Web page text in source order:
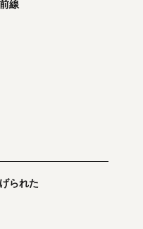
線
られた